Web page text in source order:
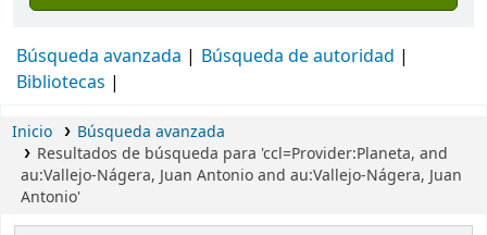
Búsqueda avanzada
Búsqueda de autoridad
Bibliotecas
Inicio
Búsqueda avanzada
Resultados de búsqueda para 'ccl=Provider:Planeta, and
au:Vallejo-Nágera, Juan Antonio and au:Vallejo-Nágera, Juan
Antonio'